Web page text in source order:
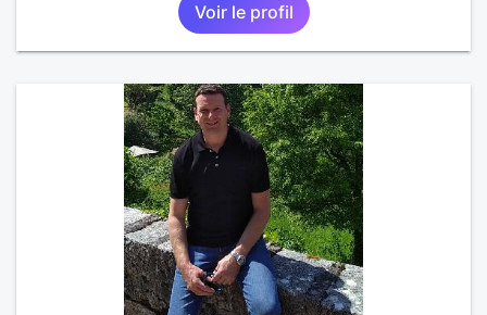
Voir le profil